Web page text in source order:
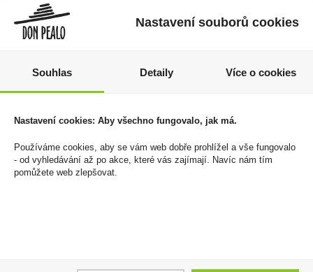
Newsletter
Zde se můžete registrovat k odběru novinek a
Váš nákup
Registrace
Prodejny
Nastavení souborů cookies
Souhlas Detaily Více o cookies
Nastavení cookies: Aby všechno fungovalo, jak má.
Používáme cookies, aby se vám web dobře prohlížel a vše fungovalo
- od vyhledávání až po akce, které vás zajímají. Navíc nám tím
pomůžete web zlepšovat.